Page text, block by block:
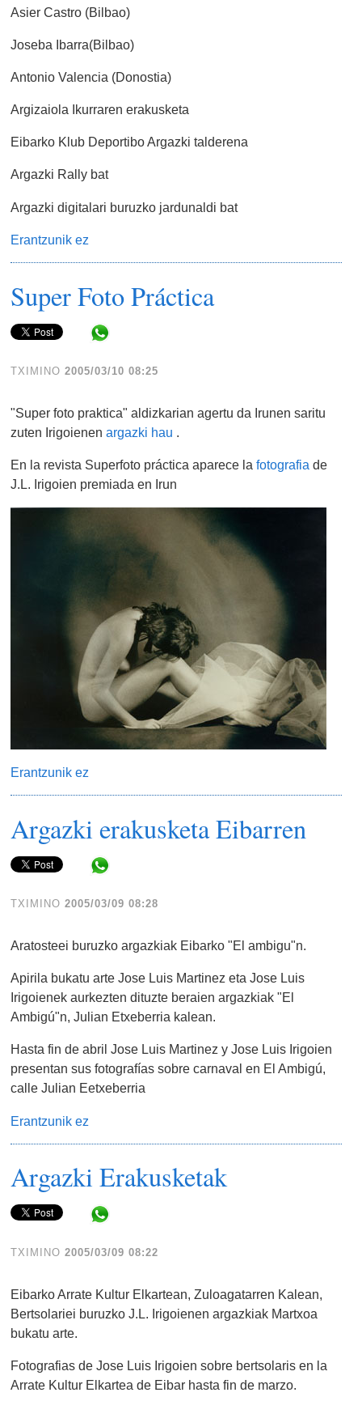
Asier Castro (Bilbao)
Joseba Ibarra(Bilbao)
Antonio Valencia (Donostia)
Argizaiola Ikurraren erakusketa
Eibarko Klub Deportibo Argazki talderena
Argazki Rally bat
Argazki digitalari buruzko jardunaldi bat
Erantzunik ez
Super Foto Práctica
TXIMINO 2005/03/10 08:25
"Super foto praktica" aldizkarian agertu da Irunen saritu
zuten Irigoienenargazki hau .
En la revista Superfoto práctica aparece lafotografia de
J.L. Irigoien premiada en Irun
Erantzunik ez
Argazki erakusketa Eibarren
TXIMINO 2005/03/09 08:28
Aratosteei buruzko argazkiak Eibarko "El ambigu"n.
Apirila bukatu arte Jose Luis Martinez eta Jose Luis
Irigoienek aurkezten dituzte beraien argazkiak "El
Ambigú"n, Julian Etxeberria kalean.
Hasta fin de abril Jose Luis Martinez y Jose Luis Irigoien
presentan sus fotografías sobre carnaval en El Ambigú,
calle Julian Eetxeberria
Erantzunik ez
Argazki Erakusketak
TXIMINO 2005/03/09 08:22
Eibarko Arrate Kultur Elkartean, Zuloagatarren Kalean,
Bertsolariei buruzko J.L. Irigoienen argazkiak Martxoa
bukatu arte.
Fotografias de Jose Luis Irigoien sobre bertsolaris en la
Arrate Kultur Elkartea de Eibar hasta fin de marzo.